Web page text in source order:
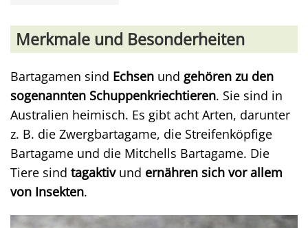
Merkmale und Besonderheiten
Bartagamen sind Echsen und gehören zu den
sogenannten Schuppenkriechtieren. Sie sind in
Australien heimisch. Es gibt acht Arten, darunter
z. B. die Zwergbartagame, die Streifenköpfige
Bartagame und die Mitchells Bartagame. Die
Tiere sind tagaktivund ernähren sich vor allem
von Insekten.